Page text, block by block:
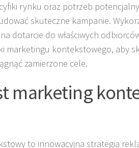
rynku oraz potrzeb
skuteczne kampanie.
dotarcie do właściwych
marketingu kontekstowego, aby
zamierzone cele.
marketing
to innowacyjna strategia